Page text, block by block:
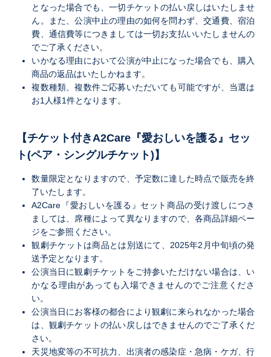
となった場合でも、一切チケットの払い戻しはいたしませ
ん。また、公演中止の理由の如何を問わず、交通費、宿泊
費、通信費等につきましては一切お支払いいたしませんの
でご了承ください。
いかなる理由において公演が中止になった場合でも、購入
商品の返品はいたしかねます。
複数種類、複数件ご応募いただいても可能ですが、当選は
お1人様1件となります。
【チケット付きA2Care『愛おしいを護る』セッ
ト(ペア・シングルチケット)】
数量限定となりますので、予定数に達した時点で販売を終
了いたします。
A2Care『愛おしいを護る』セット商品の受け渡しにつき
ましては、席種によって異なりますので、各商品詳細ペー
ジをご参照ください。
観劇チケットは商品とは別送にて、2025年2月中旬頃の発
送予定となります。
公演当日に観劇チケットをご持参いただけない場合は、い
かなる理由があっても入場できませんのでご注意くださ
い。
公演当日にお客様の都合により観劇に来られなかった場合
は、観劇チケットの払い戻しはできませんのでご了承くだ
さい。
天災地変等の不可抗力、出演者の感染症・急病・ケガ、行